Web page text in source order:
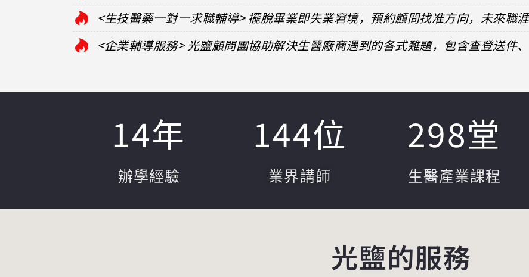
<生技醫藥一對一求職輔導> 擺脫畢業即失業窘境，預約顧問找准方向，未來職涯
<企業輔導服務> 光鹽顧問團協助解決生醫廠商遇到的各式難題，包含查登送件
辦學經驗
14年
業界講師
144位
生醫產業課程
298堂
光鹽的服務